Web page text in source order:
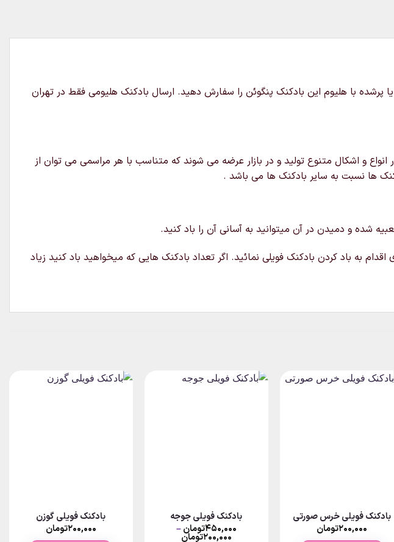
در 53 سانتیمتر است و میتوانید بدون باد یا پرشده با هلیوم این بادکنک پنگوئن را سفارش دهید. ارسال بادکنک هلیومی فقط در تهران
و اشکال متنوع تولید و در بازار عرضه می شوند که متناسب با هر مراسمی می توان از
ها نسبت به سایر بادکنک ها می باشد .
شده و دمیدن در آن میتوانید به آسانی آن را باد کنید.
به باد کردن بادکنک فویلی نمائید. اگر تعداد بادکنک هایی که میخواهید باد کنید زیاد
بادکنک فویلی خرس صورتی
۲۰۰,۰۰۰تومان
بادکنک فویلی جوجه
۴۵۰,۰۰۰تومان–
۲۰۰,۰۰۰تومان
بادکنک فویلی گوزن
۲۰۰,۰۰۰تومان